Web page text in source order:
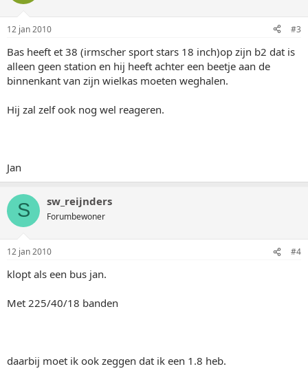
12 jan 2010 #3
Bas heeft et 38 (irmscher sport stars 18 inch)op zijn b2 dat is
alleen geen station en hij heeft achter een beetje aan de
binnenkant van zijn wielkas moeten weghalen.
Hij zal zelf ook nog wel reageren.
Jan
S sw_reijnders
Forumbewoner
12 jan 2010 #4
klopt als een bus jan.
Met 225/40/18 banden
daarbij moet ik ook zeggen dat ik een 1.8 heb.